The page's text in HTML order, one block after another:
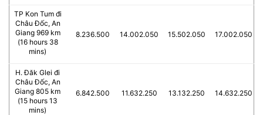
TP Kon Tum đi
Châu Đốc, An
Giang 969 km
(16 hours 38
mins)
8.236.500 14.002.050 15.502.050 17.002.050
H. Đăk Glei đi
Châu Đốc, An
Giang 805 km
(15 hours 13
mins)
6.842.500 11.632.250 13.132.250 14.632.250